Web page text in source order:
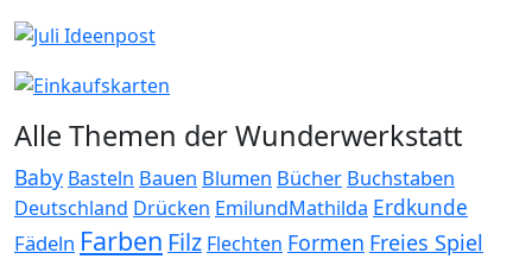
Alle Themen der Wunderwerkstatt
Baby Basteln Bauen Blumen Bücher Buchstaben
Deutschland Drücken EmilundMathilda Erdkunde
Fädeln Farben Filz Flechten Formen Freies Spiel